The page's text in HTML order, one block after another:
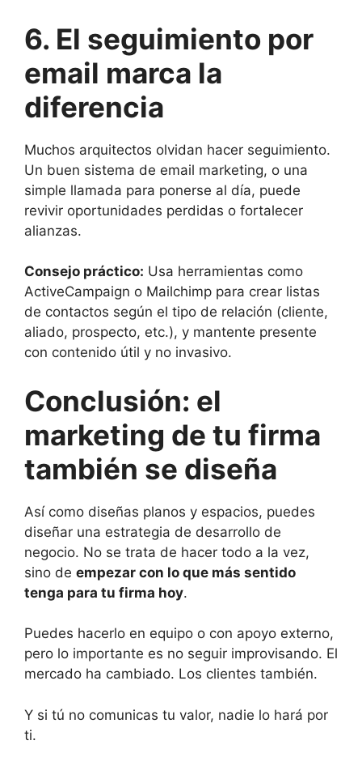
6. El seguimiento por
email marca la
diferencia
Muchos arquitectos olvidan hacer seguimiento.
Un buen sistema de email marketing, o una
simple llamada para ponerse al día, puede
revivir oportunidades perdidas o fortalecer
alianzas.
Consejo práctico: Usa herramientas como
ActiveCampaign o Mailchimp para crear listas
de contactos según el tipo de relación (cliente,
aliado, prospecto, etc.), y mantente presente
con contenido útil y no invasivo.
Conclusión: el
marketing de tu firma
también se diseña
Así como diseñas planos y espacios, puedes
diseñar una estrategia de desarrollo de
negocio. No se trata de hacer todo a la vez,
sino de empezar con lo que más sentido
tenga para tu firma hoy.
Puedes hacerlo en equipo o con apoyo externo,
pero lo importante es no seguir improvisando. El
mercado ha cambiado. Los clientes también.
Y si tú no comunicas tu valor, nadie lo hará por
ti.